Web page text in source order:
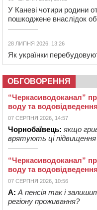
У Каневі чотири родини
пошкоджене внаслідок
28 ЛИПНЯ 2026, 13:26
Як українки
ОБГОВОРЕННЯ
“Черкасиводоканал”
воду та
07 СЕРПНЯ 2026, 14:57
Чорнобаївець: якщо
врятують ці
“Черкасиводоканал”
воду та
07 СЕРПНЯ 2026, 10:56
А: А пенсія так і
регіону проживання?